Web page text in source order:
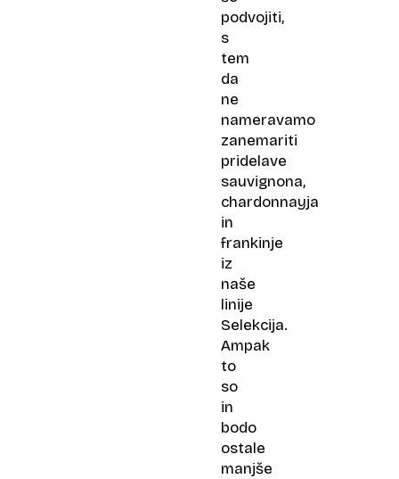
podvojiti,
s
tem
da
ne
nameravamo
zanemariti
pridelave
sauvignona,
chardonnayja
in
frankinje
iz
naše
linije
Selekcija.
Ampak
to
so
in
bodo
ostale
manjše